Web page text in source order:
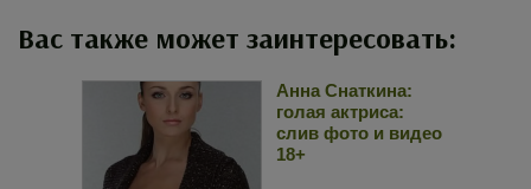
Вас также может заинтересовать:
Анна Снаткина:
голая актриса:
слив фото и видео
18+